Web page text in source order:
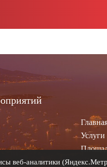
Услуги
веб-аналитики